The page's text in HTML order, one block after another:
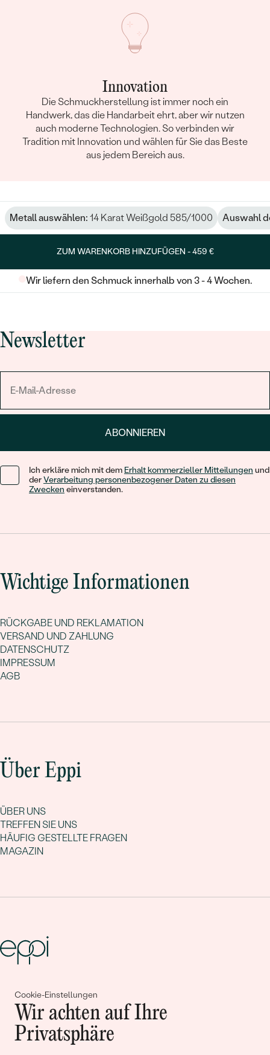
Cookie-Einstellungen
Wir achten auf Ihre
Privatsphäre
Innovation
Die Schmuckherstellung ist immer noch ein
Handwerk, das die Handarbeit ehrt, aber wir nutzen
auch moderne Technologien. So verbinden wir
Tradition mit Innovation und wählen für Sie das Beste
aus jedem Bereich aus.
Metall auswählen: 14 Karat Weißgold 585/1000 Auswahl
ZUM WARENKORB HINZUFÜGEN -459 €
Wir liefern den Schmuck innerhalb von 3 - 4 Wochen.
Newsletter
ABONNIEREN
Ich erkläre mich mit dem Erhalt kommerzieller Mitteilungen und
derVerarbeitung personenbezogener Daten zu diesen
Zwecken einverstanden.
Wichtige Informationen
RÜCKGABE UND REKLAMATION
VERSAND UND ZAHLUNG
DATENSCHUTZ
IMPRESSUM
AGB
Über Eppi
ÜBER UNS
TREFFEN SIE UNS
HÄUFIG GESTELLTE FRAGEN
MAGAZIN
Gemeinsam erschaffen wir
Geschichten von Schönheit und
Liebe